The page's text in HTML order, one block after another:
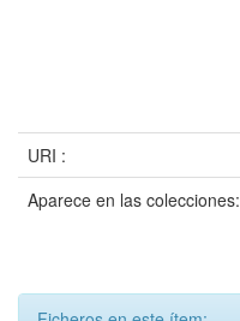
URI :
Aparece en las colecciones: